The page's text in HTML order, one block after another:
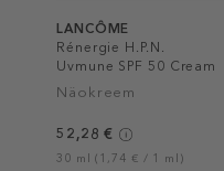
LANCÔME
Rénergie H.P.N.
Uvmune SPF 50 Cream
Näokreem
52,28 €
30 ml (1,74 € / 1 ml)